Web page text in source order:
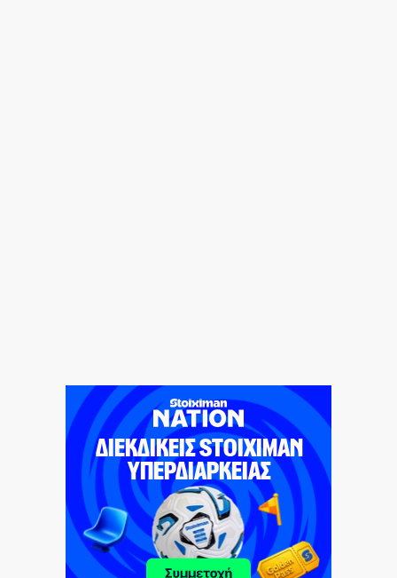
6|08|2026 | 22:20
Aκριβαίνει γάλα και φέτα
6|08|2026 | 22:10
Επίδαυρος: Η «Μήδεια» συναντά την… Τεχνητή
Νοημοσύνη
6|08|2026 | 22:00
Έρχεται ο Σαββίδης και φέρνει… «μπαμ» στον ΠΑΟΚ!